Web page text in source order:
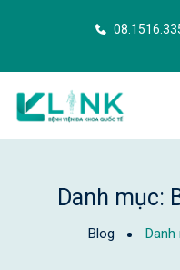
Danh mục:
Blog Danh